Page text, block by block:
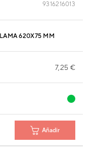
9316216013
LAMA 620X75 MM
7,25 €
Añadir